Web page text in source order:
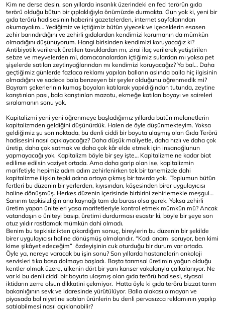
Kim ne derse desin, son yıllarda insanlık üzerindeki en feci terörün gıda
terörü olduğu bütün bir çıplaklığıyla önümüzde durmakta. Gün yok ki, yeni bir
gıda terörü hadisesinin haberini gazetelerden, internet sayfalarından
okumayalım… Yediğimiz ve içtiğimiz bütün yiyecek ve içeceklerin esasen
zehir barındırdığını ve zehirli gıdalardan kendimizi korumanın da mümkün
olmadığını düşünüyorum. Hangi birisinden kendimizi koruyacağız ki?
Antibiyotik verilerek üretilen tavuklardan mı, zirai ilaç verilerek yetiştirilen
sebze ve meyvelerden mi, damacanalardan içtiğimiz sulardan mı yoksa pet
şişelerde satılan zeytinyağlarından mı kendimizi koruyacağız? Ya bal… Daha
geçtiğimiz günlerde fazlaca reklamı yapılan balların aslında balla hiç ilgisinin
olmadığını ve sadece bala benzeyen bir şeyler olduğunu öğrenmedik mi?
Bayram şekerlerinin kumaş boyaları katılarak yapıldığından tutunda, zeytine
karıştırılan pası, bala karıştırılan mazotu, ekmeğe katılan boyayı ve saireleri
sıralamanın sonu yok.
Kapitalizmi yeni yeni öğrenmeye başladığımız yıllarda bütün melanetlerin
kapitalizmden geldiğini düşünürdük. Halen de öyle düşünmekteyim. Yoksa
geldiğimiz şu son noktada, bu denli ciddi bir boyuta ulaşmış olan Gıda Terörü
hadisesini nasıl açıklayacağız? Daha düşük maliyetle, daha hızlı ve daha çok
üretip, daha çok satmak ve daha çok kâr elde etmek için insanoğlunun
yapmayacağı yok. Kapitalizm böyle bir şey işte… Kapitalizme ne kadar biat
edilirse edilsin vaziyet ortada. Ama daha garip olan ise, kapitalizmin
marifetiyle hepimiz adım adım zehirlenirken tek bir tanemizde dahi
kapitalizme ilişkin tepki adına ortaya çıkmış bir tavırda yok. Toplumun bütün
fertleri bu düzenin bir yerlerden, kıyısından, köşesinden birer uygulayıcısı
haline dönüşmüş. Herkes düzenin içerisinde birbirini zehirlemekle meşgul…
Sanırım tepkisizliğin ana kaynağı tam da burası olsa gerek. Yoksa zehirli
üretim yapan üniteleri yasa marifetleriyle kontrol etmek mümkün mü? Ancak
vatandaşın o üniteyi basıp, üretimi durdurması esastır ki, böyle bir şeye son
otuz yıldır rastlamak mümkün dahi olmadı.
Benim bu tepkisizlikten çıkardığım sonuç, bireylerin bu düzenin bir şekilde
birer uygulayıcısı haline dönüşmüş olmalarıdır. “Kadı anamı soruyor, ben kimi
kime şikâyet edeceğim” özdeyişinin cuk oturduğu bir durum var ortada.
Öyle ya, nereye varacak bu işin sonu? Son yıllarda hastanelerin onkoloji
servisleri tıka basa dolmaya başladı. Başta tarımsal üretimin yoğun olduğu
kentler olmak üzere, ülkenin dört bir yanı kanser vakalarıyla çalkalanıyor. Ne
var ki bu denli ciddi bir boyuta ulaşmış olan gıda terörü hadisesi, siyasal
iktidarın zerre olsun dikkatini çekmiyor. Hatta öyle ki gıda terörü bizzat tarım
bakanlığının sevk ve idaresinde yürütülüyor. Balla alakası olmayan ve
piyasada bal niyetine satılan ürünlerin bu denli pervasızca reklamının yapılıp
satılabilmesi nasıl açıklanabilir?